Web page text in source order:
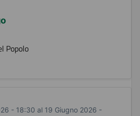
Popolo
- 18:30 al 19 Giugno 2026 -